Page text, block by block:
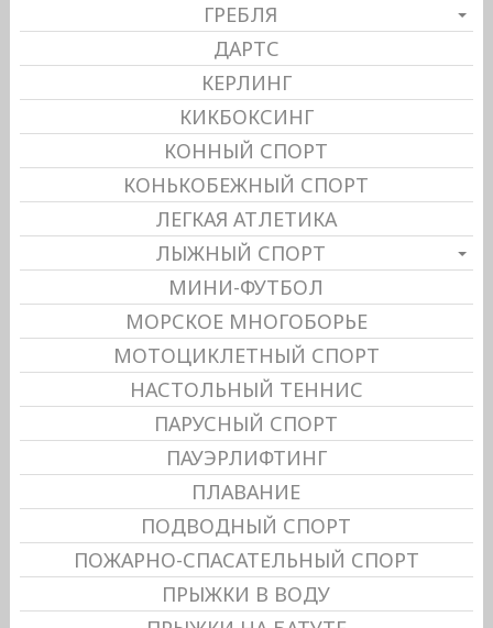
ГРЕБЛЯ
ДАРТС
КЕРЛИНГ
КИКБОКСИНГ
КОННЫЙ СПОРТ
КОНЬКОБЕЖНЫЙ СПОРТ
ЛЕГКАЯ АТЛЕТИКА
ЛЫЖНЫЙ СПОРТ
МИНИ-ФУТБОЛ
МОРСКОЕ МНОГОБОРЬЕ
МОТОЦИКЛЕТНЫЙ СПОРТ
НАСТОЛЬНЫЙ ТЕННИС
ПАРУСНЫЙ СПОРТ
ПАУЭРЛИФТИНГ
ПЛАВАНИЕ
ПОДВОДНЫЙ СПОРТ
ПОЖАРНО-СПАСАТЕЛЬНЫЙ СПОРТ
ПРЫЖКИ В ВОДУ